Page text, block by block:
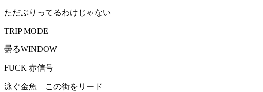
ただぶりってるわけじゃない
TRIP MODE
曇るWINDOW
FUCK 赤信号
泳ぐ金魚 この街をリード